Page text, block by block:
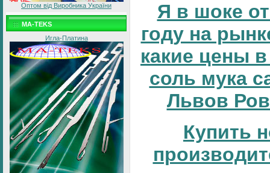
Оптом від Виробника України
MA-TEKS
Игла-Платина
Я в шоке
году на
какие цены
соль мука
Львов
Купить